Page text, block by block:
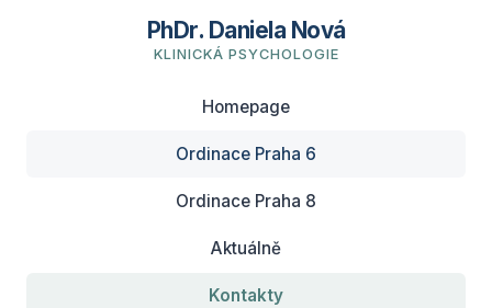
PhDr. Daniela Nová
KLINICKÁ PSYCHOLOGIE
Homepage
Ordinace Praha 6
Ordinace Praha 8
Aktuálně
Kontakty